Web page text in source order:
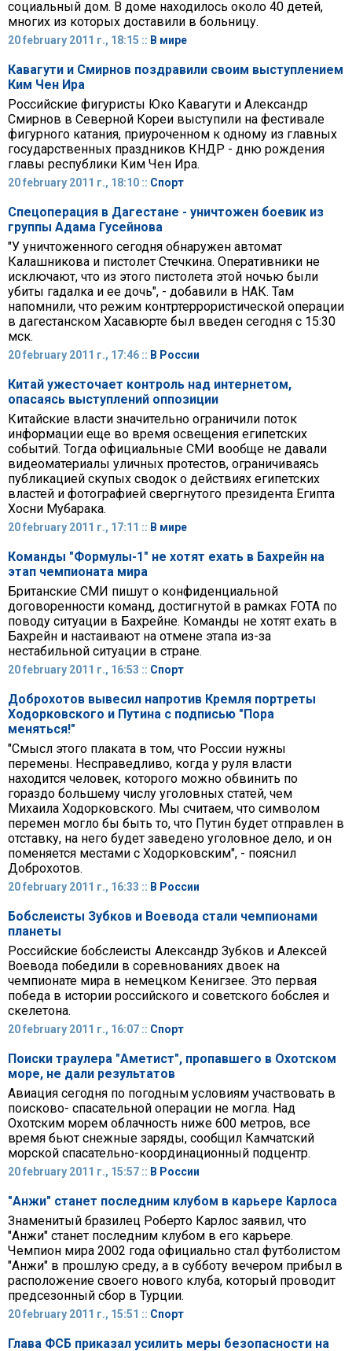
социальный дом. В доме находилось около 40 детей,
многих из которых доставили в больницу.
20 february 2011 г., 18:15 :: В мире
Кавагути и Смирнов поздравили своим выступлением
Ким Чен Ира
Российские фигуристы Юко Кавагути и Александр
Смирнов в Северной Кореи выступили на фестивале
фигурного катания, приуроченном к одному из главных
государственных праздников КНДР - дню рождения
главы республики Ким Чен Ира.
20 february 2011 г., 18:10 :: Спорт
Спецоперация в Дагестане - уничтожен боевик из
группы Адама Гусейнова
"У уничтоженного сегодня обнаружен автомат
Калашникова и пистолет Стечкина. Оперативники не
исключают, что из этого пистолета этой ночью были
убиты гадалка и ее дочь", - добавили в НАК. Там
напомнили, что режим контртеррористической операции
в дагестанском Хасавюрте был введен сегодня с 15:30
мск.
20 february 2011 г., 17:46 :: В России
Китай ужесточает контроль над интернетом,
опасаясь выступлений оппозиции
Китайские власти значительно ограничили поток
информации еще во время освещения египетских
событий. Тогда официальные СМИ вообще не давали
видеоматериалы уличных протестов, ограничиваясь
публикацией скупых сводок о действиях египетских
властей и фотографией свергнутого президента Египта
Хосни Мубарака.
20 february 2011 г., 17:11 :: В мире
Команды "Формулы-1" не хотят ехать в Бахрейн на
этап чемпионата мира
Британские СМИ пишут о конфиденциальной
договоренности команд, достигнутой в рамках FOTA по
поводу ситуации в Бахрейне. Команды не хотят ехать в
Бахрейн и настаивают на отмене этапа из-за
нестабильной ситуации в стране.
20 february 2011 г., 16:53 :: Спорт
Доброхотов вывесил напротив Кремля портреты
Ходорковского и Путина с подписью "Пора
меняться!"
"Смысл этого плаката в том, что России нужны
перемены. Несправедливо, когда у руля власти
находится человек, которого можно обвинить по
гораздо большему числу уголовных статей, чем
Михаила Ходорковского. Мы считаем, что символом
перемен могло бы быть то, что Путин будет отправлен в
отставку, на него будет заведено уголовное дело, и он
поменяется местами с Ходорковским", - пояснил
Доброхотов.
20 february 2011 г., 16:33 :: В России
Бобслеисты Зубков и Воевода стали чемпионами
планеты
Российские бобслеисты Александр Зубков и Алексей
Воевода победили в соревнованиях двоек на
чемпионате мира в немецком Кенигзее. Это первая
победа в истории российского и советского бобслея и
скелетона.
20 february 2011 г., 16:07 :: Спорт
Поиски траулера "Аметист", пропавшего в Охотском
море, не дали результатов
Авиация сегодня по погодным условиям участвовать в
поисково- спасательной операции не могла. Над
Охотским морем облачность ниже 600 метров, все
время бьют снежные заряды, сообщил Камчатский
морской спасательно-координационный подцентр.
20 february 2011 г., 15:57 :: В России
"Анжи" станет последним клубом в карьере Карлоса
Знаменитый бразилец Роберто Карлос заявил, что
"Анжи" станет последним клубом в его карьере.
Чемпион мира 2002 года официально стал футболистом
"Анжи" в прошлую среду, а в субботу вечером прибыл в
расположение своего нового клуба, который проводит
предсезонный сбор в Турции.
20 february 2011 г., 15:51 :: Спорт
Глава ФСБ приказал усилить меры безопасности на